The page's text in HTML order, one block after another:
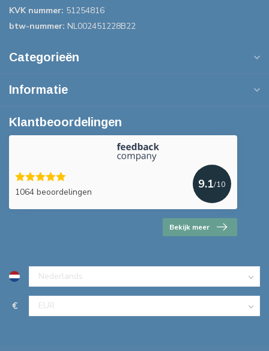
KVK nummer: 51254816
btw-nummer: NL002451228B22
Categorieën
Informatie
Klantbeoordelingen
1064 beoordelingen
9.1/10
Bekijk meer
€